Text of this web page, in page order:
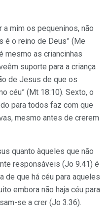
a mim os pequeninos, não
é o reino de Deus” (Me
mesmo as criancinhas
suporte para a criança
de Jesus de que os
céu” (Mt 18:10). Sexto, o
para todos faz com que
mesmo antes de crerem
quanto àqueles que não
responsáveis (Jo 9.41) é
de que há céu para aqueles
embora não haja céu para
se a crer (Jo 3.36).